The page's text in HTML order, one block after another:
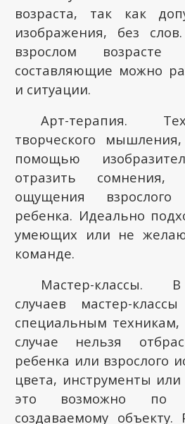
возраста, так как
изображения, без
взрослом
составляющие можно
и ситуации.
Арт-терапия.
творческого
помощью
отразить
ощущения
ребенка. Идеально
умеющих или не
команде.
Мастер-классы.
случаев мастер-
специальным
случае нельзя
ребенка или взрослого
цвета, инструменты
это возможно по
создаваемому объекту.